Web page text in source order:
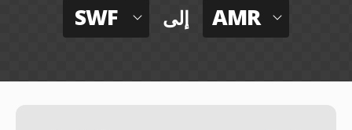
SWF إلى AMR